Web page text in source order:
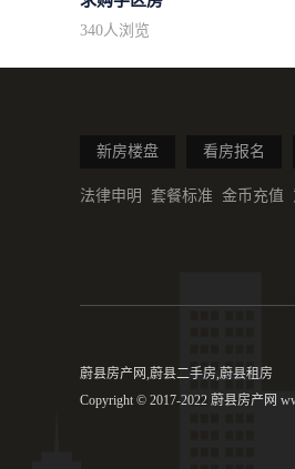
340人浏览
新房楼盘 看房报名
法律申明 套餐标准 金币充值
蔚县房产网,蔚县二手房,蔚县租房
Copyright © 2017-2022 蔚县房产网